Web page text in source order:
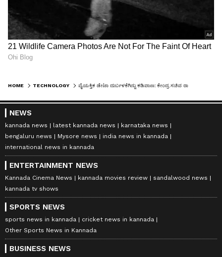
HOME TECHNOLOGY
NEWS
kannada news latest kannada news
karnataka news
bengaluru news
Mysore news
india news in kannada
international news in kannada
ENTERTAINMENT NEWS
Kannada Cinema News kannada movies review
sandalwood news
kannada tv shows
SPORTS NEWS
sports news in kannada
cricket news in kannada
Other Sports News in Kannada
BUSINESS NEWS